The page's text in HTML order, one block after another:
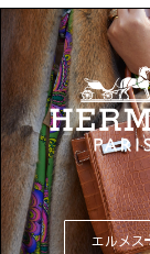
エルメス